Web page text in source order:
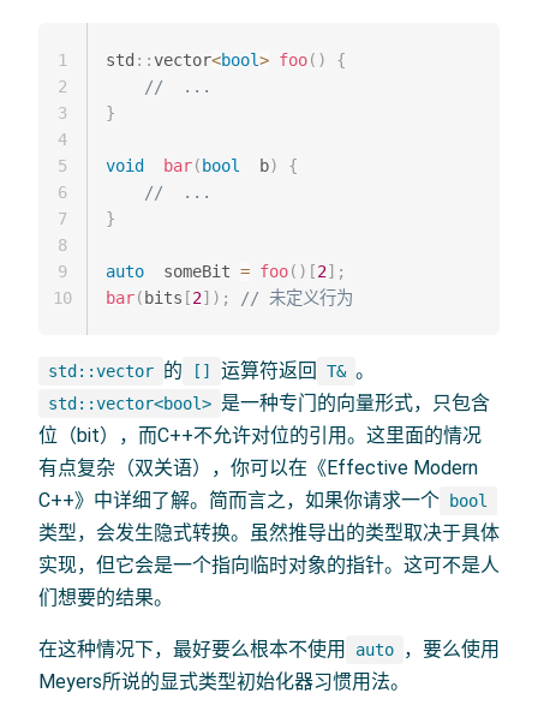
std ::vector<bool> foo( )
{
//  ...
}
void bar(bool
  b
)
{
//  ...
}
auto
  someBit
= foo( ) [2] ;
bar(bits [2] ) ; // 未定义行为
1
2
3
4
5
6
7
8
9
10
std::vector 的 [] 运算符返回 T& 。
std::vector<bool> 是一种专门的向量形式，只包含
位（bit），而C++不允许对位的引用。这里面的情况
有点复杂（双关语），你可以在《Effective Modern
C++》中详细了解。简而言之，如果你请求一个 bool
类型，会发生隐式转换。虽然推导出的类型取决于具体
实现，但它会是一个指向临时对象的指针。这可不是人
们想要的结果。
在这种情况下，最好要么根本不使用 auto
，要么使用
Meyers所说的显式类型初始化器习惯用法。